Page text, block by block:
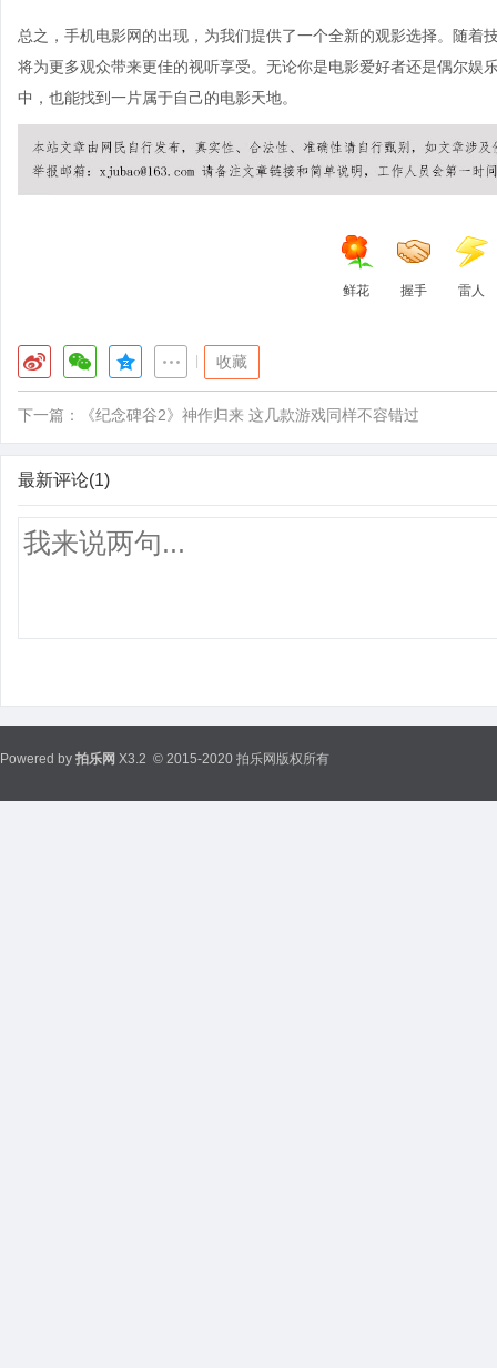
总之，手机电影网的出现，为我们提供了一个全新的观影选择。随
将为更多观众带来更佳的视听享受。无论你是电影爱好者还是偶尔娱
中，也能找到一片属于自己的电影天地。
鲜花 握手 雷人
收藏
下一篇： 《纪念碑谷2》神作归来 这几款游戏同样不容错过
最新评论(1)
Powered by 拍乐网 X3.2 © 2015-2020 拍乐网版权所有